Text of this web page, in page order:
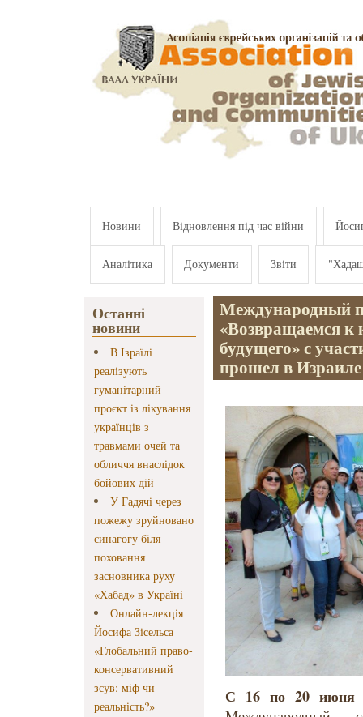
Новини Відновлення під час війни
Аналітика Документи Звіти
Останні
новини
В Ізраїлі
реалізують
гуманітарний
проєкт із лікування
українців з
травмами очей та
обличчя внаслідок
бойових дій
У Гадячі через
пожежу зруйновано
синагогу біля
поховання
засновника руху
«Хабад» в Україні
Онлайн-лекція
Йосифа Зісельса
«Глобальний право-
консервативний
зсув: міф чи
реальність?»
Международный
«Возвращаемся к
будущего» с
прошел в Израиле
С 16 по 20 июня